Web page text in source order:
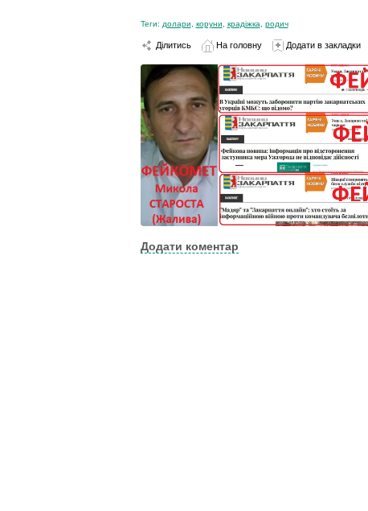
Теги: долари коруни крадіжка родич
Ділитись На головну Додати в закладки
Додати коментар